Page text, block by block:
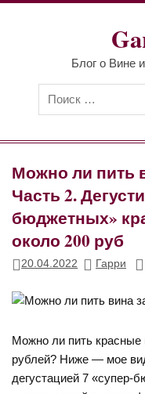
Перейти
Блог о Вине
Можно ли пить
Часть 2.
бюджетных»
около 200 руб
20.04.2022 Гарри
Можно ли пить красные
рублей? Ниже — мое
дегустацией 7 «супер-